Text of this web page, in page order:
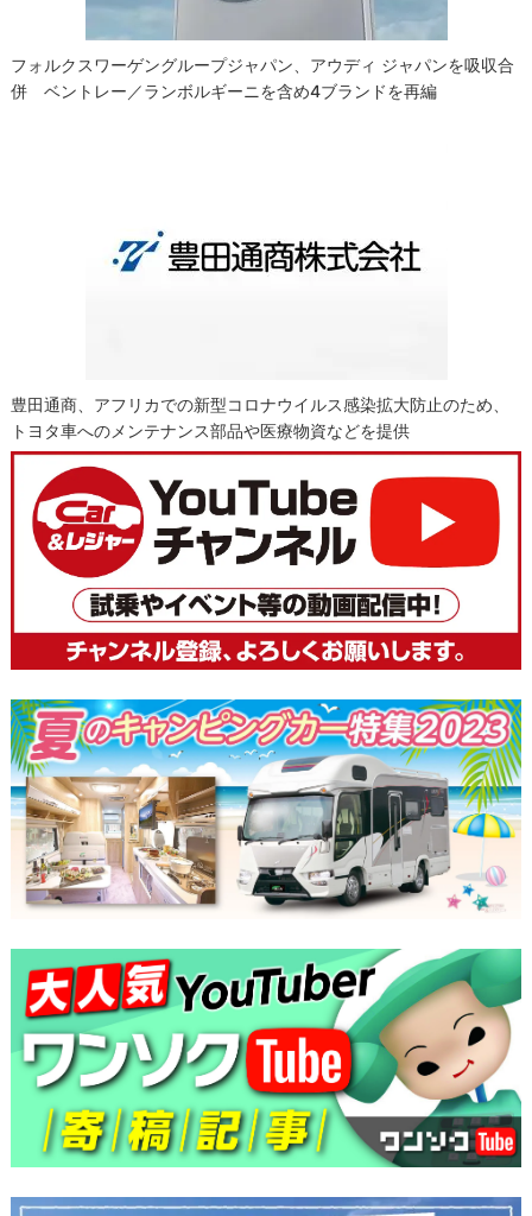
フォルクスワーゲングループジャパン、アウディ ジャパンを吸収合
併 ベントレー／ランボルギーニを含め4ブランドを再編
豊田通商、アフリカでの新型コロナウイルス感染拡大防止のため、
トヨタ車へのメンテナンス部品や医療物資などを提供